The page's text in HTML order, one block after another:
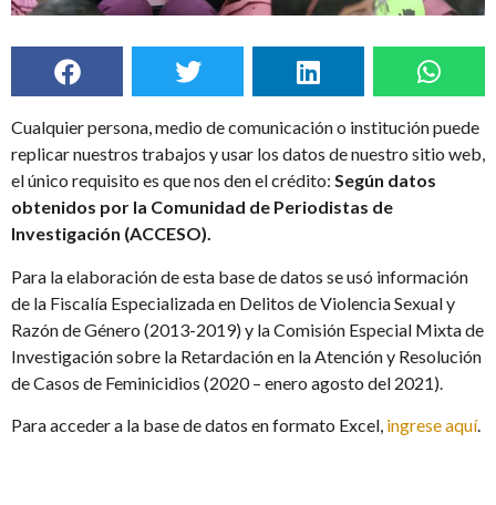
Cualquier persona, medio de comunicación o institución puede
replicar nuestros trabajos y usar los datos de nuestro sitio web,
el único requisito es que nos den el crédito: Según datos
obtenidos por la Comunidad de Periodistas de
Investigación (ACCESO).
Para la elaboración de esta base de datos se usó información
de la Fiscalía Especializada en Delitos de Violencia Sexual y
Razón de Género (2013-2019) y la Comisión Especial Mixta de
Investigación sobre la Retardación en la Atención y Resolución
de Casos de Feminicidios (2020 – enero agosto del 2021).
Para acceder a la base de datos en formato Excel, ingrese aquí.